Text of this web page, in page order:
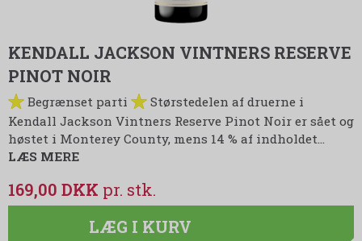
KENDALL JACKSON VINTNERS RESERVE
PINOT NOIR
Begrænset parti
Størstedelen af druerne i
Kendall Jackson Vintners Reserve Pinot Noir er sået og
høstet i Monterey County, mens 14 % af indholdet…
LÆS MERE
169,00 DKK
LÆG I KURV